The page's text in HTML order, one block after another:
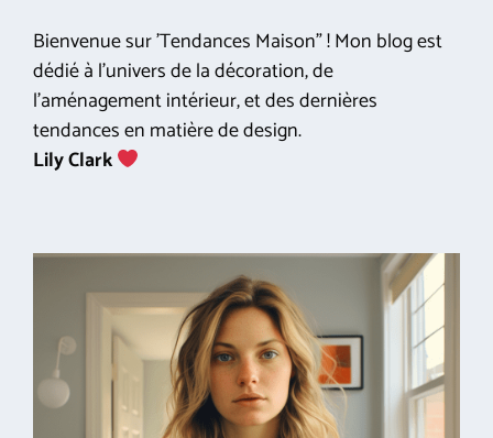
Bienvenue sur 'Tendances Maison" ! Mon blog est
dédié à l'univers de la décoration, de
l'aménagement intérieur, et des dernières
tendances en matière de design.
Lily Clark